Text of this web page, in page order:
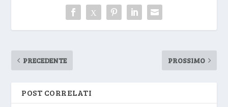
PRECEDENTE PROSSIMO
POST CORRELATI